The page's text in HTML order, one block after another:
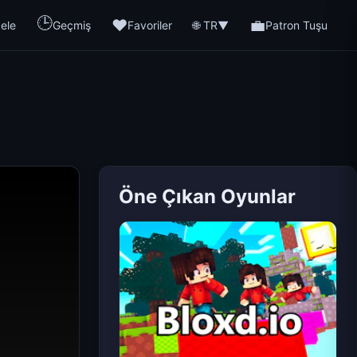
🕒Geçmiş ❤️Favoriler 🌐 TR▼ 💼Patron Tuşu
Öne Çıkan Oyunlar